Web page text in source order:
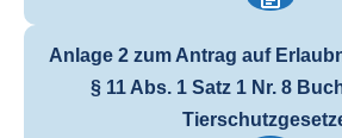
Anlage 2 zum Antrag auf
§ 11 Abs. 1 Satz 1 Nr. 8